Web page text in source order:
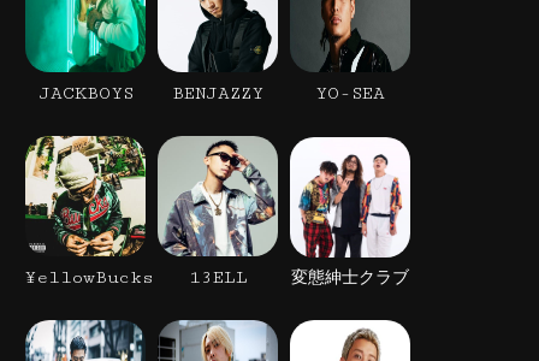
JACKBOYS BENJAZZY YO-SEA
¥ellowBucks 13ELL 変態紳士クラブ